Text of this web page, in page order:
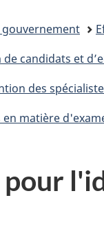
candidats et
des
matière